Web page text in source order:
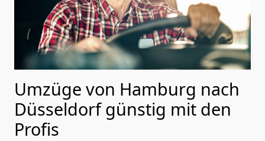
Umzüge von Hamburg nach
Düsseldorf günstig mit den
Profis